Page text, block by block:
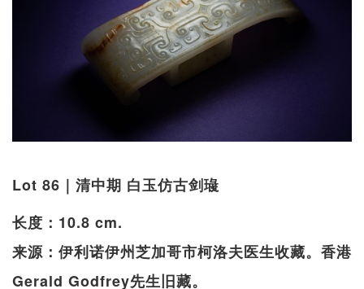
Lot 86｜清中期 白玉仿古剑璏
长度：10.8 cm.
来源：伊利诺伊州芝加哥市柯洛夫医生收藏。香港
Gerald Godfrey先生旧藏。